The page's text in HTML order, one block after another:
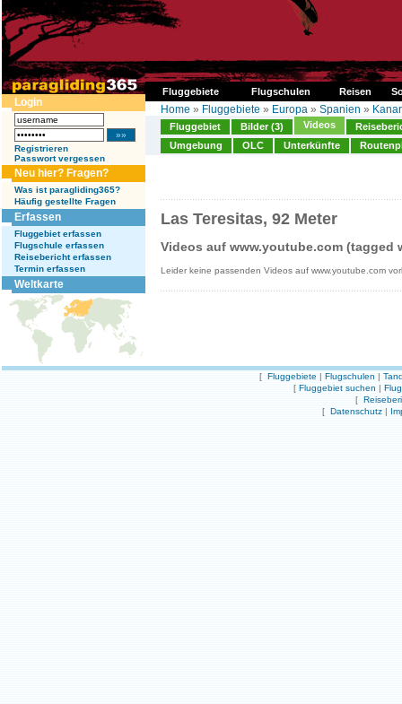
Fluggebiete Flugschulen Reisen
Login
Registrieren
Passwort vergessen
Neu hier? Fragen?
Was ist paragliding365?
Häufig gestellte Fragen
Erfassen
Fluggebiet erfassen
Flugschule erfassen
Reisebericht erfassen
Termin erfassen
Weltkarte
Home » Fluggebiete » Europa » Spanien »
Fluggebiet Bilder (3) Videos
Umgebung
OLC Unterkünfte
Las Teresitas, 92 Meter
Videos auf www.youtube.com
Leider keine passenden Videos auf www.youtube.com
[ Fluggebiete | Flugschulen |
[ Fluggebiet suchen |
[
[ Datenschutz |